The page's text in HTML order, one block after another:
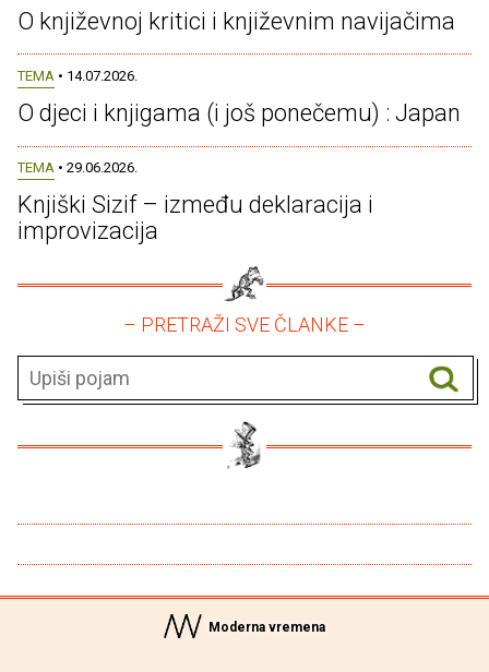
O književnoj kritici i književnim navijačima
TEMA • 14.07.2026.
O djeci i knjigama (i još ponečemu) : Japan
TEMA • 29.06.2026.
Knjiški Sizif – između deklaracija i
improvizacija
– PRETRAŽI SVE ČLANKE –
Moderna vremena